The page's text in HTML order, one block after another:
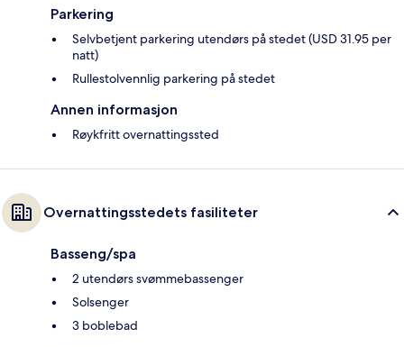
Parkering
Selvbetjent parkering utendørs på stedet (USD 31.95 per
natt)
Rullestolvennlig parkering på stedet
Annen informasjon
Røykfritt overnattingssted
Overnattingsstedets fasiliteter
Basseng/spa
2 utendørs svømmebassenger
Solsenger
3 boblebad